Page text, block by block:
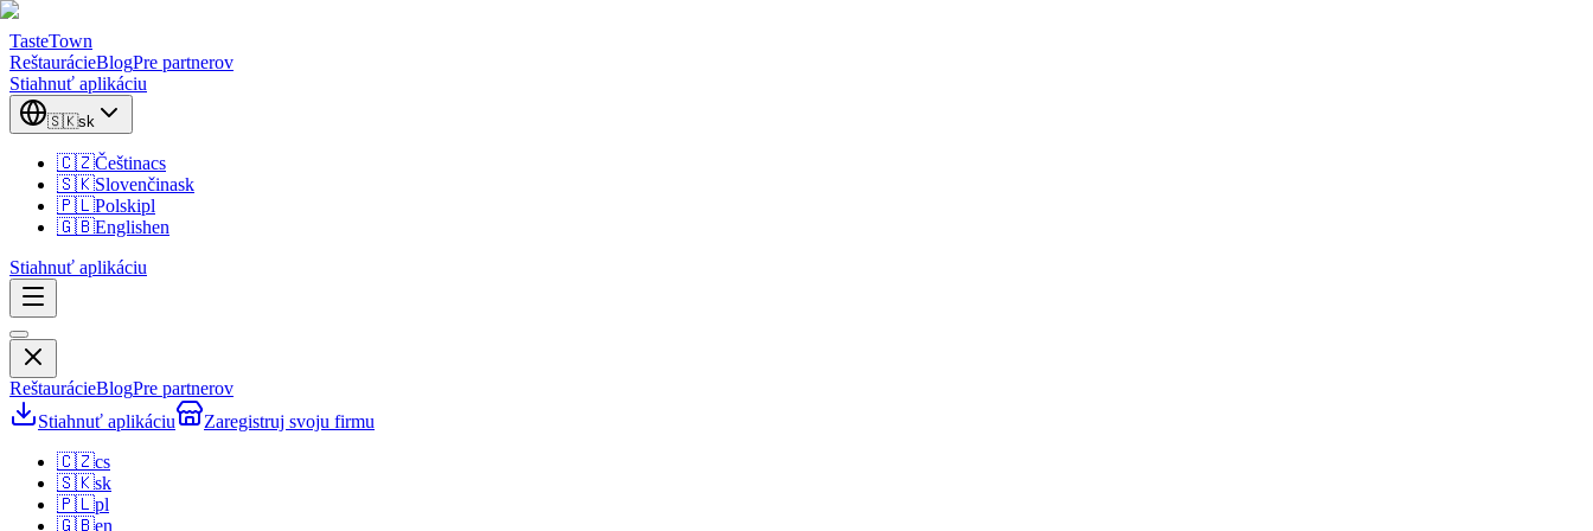
TasteTown
ReštaurácieBlogPre partnerov
Stiahnuť aplikáciu
🇸🇰sk
🇨🇿Češtinacs
🇸🇰Slovenčinask
🇵🇱Polskipl
🇬🇧Englishen
Stiahnuť aplikáciu
ReštaurácieBlogPre partnerov
Stiahnuť aplikáciu
Zaregistruj svoju firmu
🇨🇿cs
🇸🇰sk
🇵🇱pl
🇬🇧en